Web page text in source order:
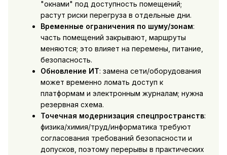
"окнами" под доступность помещений;
растут риски перегруза в отдельные дни.
Временные ограничения по шуму/зонам:
часть помещений закрывают, маршруты
меняются; это влияет на перемены, питание,
безопасность.
Обновление ИТ: замена сети/оборудования
может временно ломать доступ к
платформам и электронным журналам; нужна
резервная схема.
Точечная модернизация спецпространств:
физика/химия/труд/информатика требуют
согласования требований безопасности и
допусков, поэтому перерывы в практических